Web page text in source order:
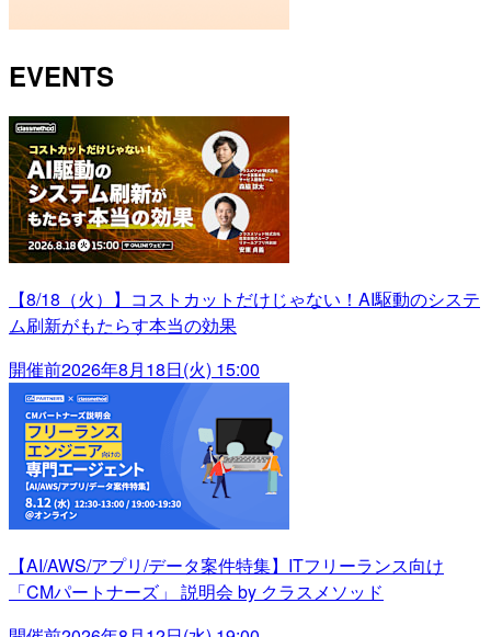
EVENTS
【8/18（火）】コストカットだけじゃない！AI駆動のシステ
ム刷新がもたらす本当の効果
開催前2026年8月18日(火) 15:00
【AI/AWS/アプリ/データ案件特集】ITフリーランス向け
「CMパートナーズ」 説明会 by クラスメソッド